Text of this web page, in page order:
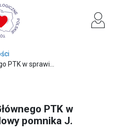
PTK w sprawi...
PTK w
pomnika J.